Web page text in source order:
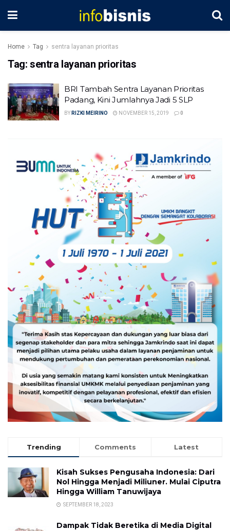
Home Tag sentra layanan prioritas
Tag: sentra layanan prioritas
BRI Tambah Sentra Layanan Prioritas
Padang, Kini Jumlahnya Jadi 5 SLP
BY RIZKI MEIRINO NOVEMBER 15, 2019 0
Trending Comments Latest
Kisah Sukses Pengusaha Indonesia: Dari
Nol Hingga Menjadi Miliuner. Mulai Ciputra
Hingga William Tanuwijaya
SEPTEMBER 18, 2023
Dampak Tidak Beretika di Media Digital